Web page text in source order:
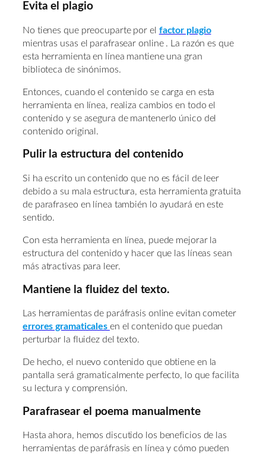
Evita el plagio
No tienes que preocuparte por el factor plagio
mientras usas el parafrasear online . La razón es que
esta herramienta en línea mantiene una gran
biblioteca de sinónimos.
Entonces, cuando el contenido se carga en esta
herramienta en línea, realiza cambios en todo el
contenido y se asegura de mantenerlo único del
contenido original.
Pulir la estructura del contenido
Si ha escrito un contenido que no es fácil de leer
debido a su mala estructura, esta herramienta gratuita
de parafraseo en línea también lo ayudará en este
sentido.
Con esta herramienta en línea, puede mejorar la
estructura del contenido y hacer que las líneas sean
más atractivas para leer.
Mantiene la fluidez del texto.
Las herramientas de paráfrasis online evitan cometer
errores gramaticales en el contenido que puedan
perturbar la fluidez del texto.
De hecho, el nuevo contenido que obtiene en la
pantalla será gramaticalmente perfecto, lo que facilita
su lectura y comprensión.
Parafrasear el poema manualmente
Hasta ahora, hemos discutido los beneficios de las
herramientas de paráfrasis en línea y cómo pueden